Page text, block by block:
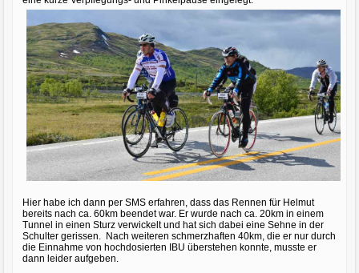
Hier habe ich dann per SMS erfahren, dass das Rennen für Helmut
bereits nach ca. 60km beendet war. Er wurde nach ca. 20km in einem
Tunnel in einen Sturz verwickelt und hat sich dabei eine Sehne in der
Schulter gerissen. Nach weiteren schmerzhaften 40km, die er nur durch
die Einnahme von hochdosierten IBU überstehen konnte, musste er
dann leider aufgeben.